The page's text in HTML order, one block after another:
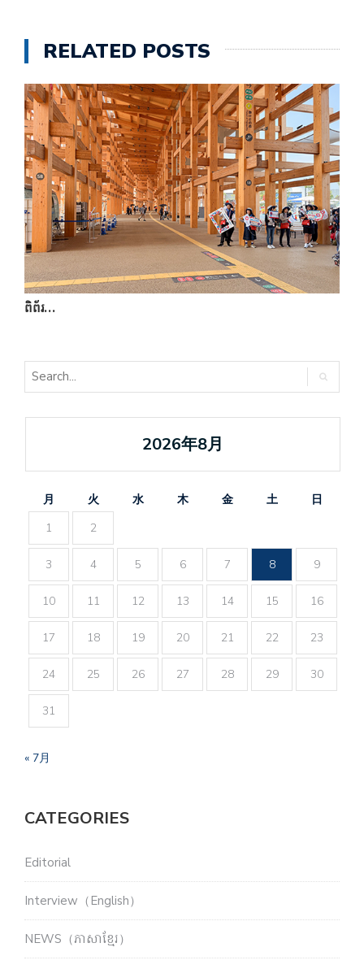
RELATED POSTS
ពិព័រ…
2026年8月
月 火 水 木 金 土
日
1
2
3 4 5 6 7 8 9
10 11 12 13 14 15 16
17 18 19 20 21 22 23
24 25 26 27 28 29 30
31
« 7月
CATEGORIES
Editorial
Interview（English）
NEWS（ភាសាខ្មែរ）